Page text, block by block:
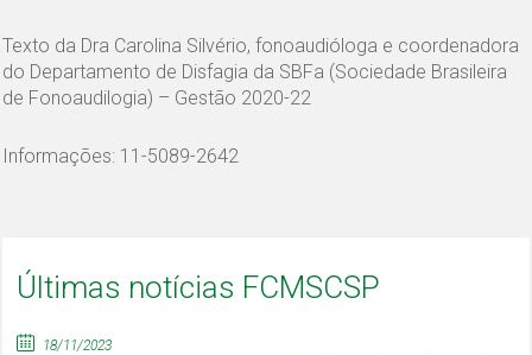
Texto da Dra Carolina Silvério, fonoaudióloga e coordenadora
do Departamento de Disfagia da SBFa (Sociedade Brasileira
de Fonoaudilogia) – Gestão 2020-22
Informações: 11-5089-2642
Últimas notícias FCMSCSP
18/11/2023